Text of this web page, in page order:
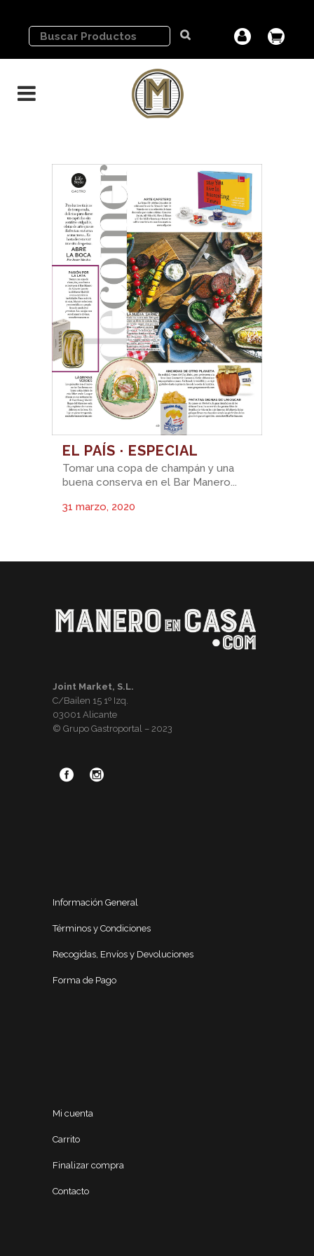
EL PAÍS · ESPECIAL
Tomar una copa de champán y una
buena conserva en el Bar Manero...
31 marzo, 2020
Joint Market, S.L.
C/Bailen 15 1º Izq.
03001 Alicante
© Grupo Gastroportal – 2023
Información General
Términos y Condiciones
Recogidas, Envíos y Devoluciones
Forma de Pago
Mi cuenta
Carrito
Finalizar compra
Contacto